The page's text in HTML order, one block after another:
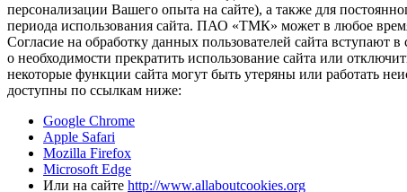
персонализации Вашего опыта на сайте), а также для
периода использования сайта. ПАО «ТМК» может в любое
Согласие на обработку данных пользователей сайта
о необходимости прекратить использование сайта или
некоторые функции сайта могут быть утеряны или работать
доступны по ссылкам ниже:
Google Chrome
Apple Safari
Mozilla Firefox
Microsoft Edge
Или на сайте http://www.allaboutcookies.org